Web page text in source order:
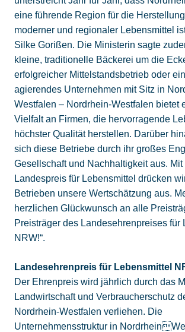
eine führende Region für die
moderner und regionaler Lebensmittel
Silke Gorißen. Die Ministerin sagte
kleine, traditionelle Bäckerei um die
erfolgreicher Mittelstandsbetrieb oder
agierendes Unternehmen mit Sitz in
Westfalen – Nordrhein-Westfalen bietet
Vielfalt an Firmen, die hervorragende
höchster Qualität herstellen. Darüber
sich diese Betriebe durch ihr großes
Gesellschaft und Nachhaltigkeit aus. Mit
Landespreis für Lebensmittel drücken
Betrieben unsere Wertschätzung aus.
herzlichen Glückwunsch an alle
Preisträger des Landesehrenpreises für
NRW!“.
Landesehrenpreis für Lebensmittel
Der Ehrenpreis wird jährlich durch das
Landwirtschaft und Verbraucherschutz
Nordrhein-Westfalen verliehen. Die
Unternehmensstruktur in